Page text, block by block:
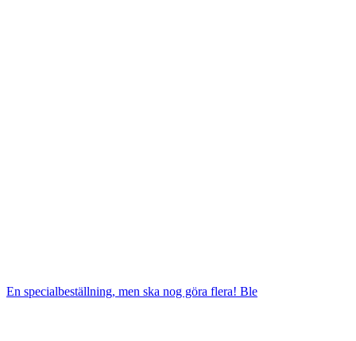
En specialbeställning, men ska nog göra flera! Ble